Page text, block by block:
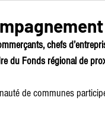
de Proximité
Loisirs Mobilité
chefs
du Fonds régional de
de communes